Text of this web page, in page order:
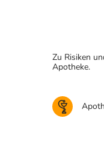
Zu Risiken
Apotheke.